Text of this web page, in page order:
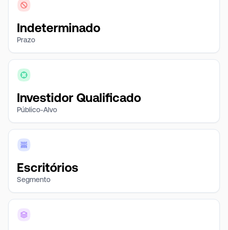
Indeterminado
Prazo
Investidor Qualificado
Público-Alvo
Escritórios
Segmento